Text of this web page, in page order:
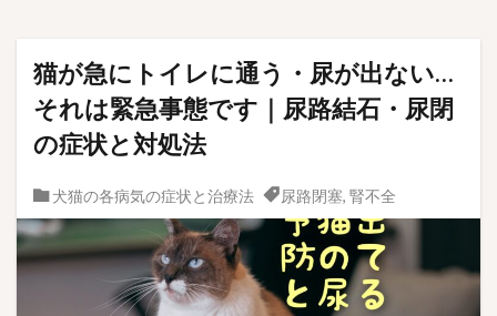
猫が急にトイレに通う・尿が出ない…
それは緊急事態です｜尿路結石・尿閉
の症状と対処法
犬猫の各病気の症状と治療法 尿路閉塞, 腎不全